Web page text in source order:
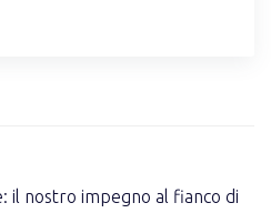
il nostro impegno al fianco di